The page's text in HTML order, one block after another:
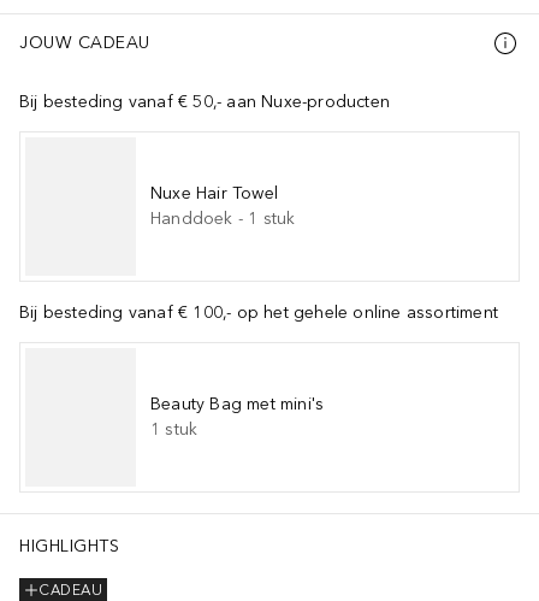
JOUW CADEAU
Bij besteding vanaf € 50,- aan Nuxe-producten
Nuxe Hair Towel
Handdoek - 1 stuk
Bij besteding vanaf € 100,- op het gehele online assortiment
Beauty Bag met mini's
1 stuk
HIGHLIGHTS
CADEAU